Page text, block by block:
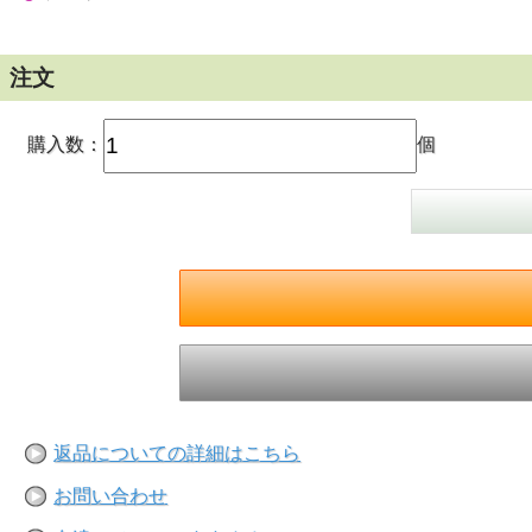
注文
購入数： 個
返品についての詳細はこちら
お問い合わせ